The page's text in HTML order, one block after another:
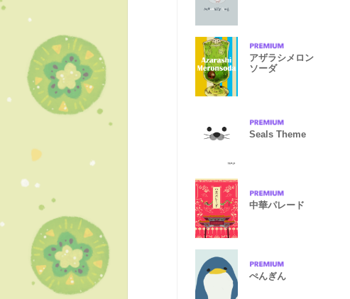
アザラシメロン
ソーダ
Seals Theme
中華パレード
ぺんぎん